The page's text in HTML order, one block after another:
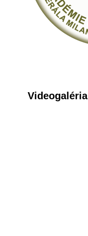
Videogaléria